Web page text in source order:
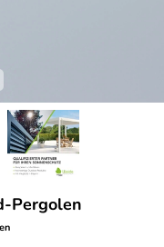
Pergolen